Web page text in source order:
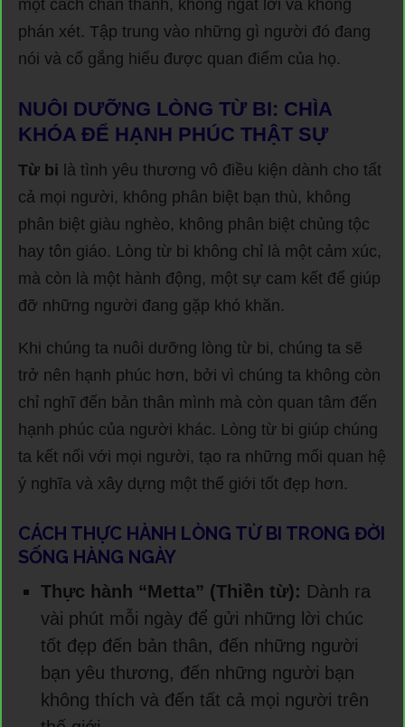
một cách chân thành, không ngắt lời và không
phán xét. Tập trung vào những gì người đó đang
nói và cố gắng hiểu được quan điểm của họ.
NUÔI DƯỠNG LÒNG TỪ BI: CHÌA
KHÓA ĐỂ HẠNH PHÚC THẬT SỰ
Từ bi là tình yêu thương vô điều kiện dành cho tất
cả mọi người, không phân biệt bạn thù, không
phân biệt giàu nghèo, không phân biệt chủng tộc
hay tôn giáo. Lòng từ bi không chỉ là một cảm xúc,
mà còn là một hành động, một sự cam kết để giúp
đỡ những người đang gặp khó khăn.
Khi chúng ta nuôi dưỡng lòng từ bi, chúng ta sẽ
trở nên hạnh phúc hơn, bởi vì chúng ta không còn
chỉ nghĩ đến bản thân mình mà còn quan tâm đến
hạnh phúc của người khác. Lòng từ bi giúp chúng
ta kết nối với mọi người, tạo ra những mối quan hệ
ý nghĩa và xây dựng một thế giới tốt đẹp hơn.
CÁCH THỰC HÀNH LÒNG TỪ BI TRONG ĐỜI
SỐNG HÀNG NGÀY
Thực hành “Metta” (Thiền từ): Dành ra
vài phút mỗi ngày để gửi những lời chúc
tốt đẹp đến bản thân, đến những người
bạn yêu thương, đến những người bạn
không thích và đến tất cả mọi người trên